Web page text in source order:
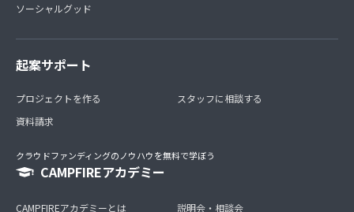
ソーシャルグッド
起案サポート
プロジェクトを作る
資料請求
スタッフに相談する
クラウドファンディングのノウハウを無料で学ぼう
CAMPFIREアカデミー
CAMPFIREアカデミーとは
説明会・相談会